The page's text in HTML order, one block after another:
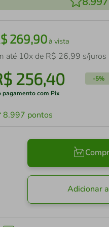
269,90à vista
até 10x de R$ 26,99 s/juros
256,40 -5%
pagamento com Pix
8.997 pontos
Adicionar